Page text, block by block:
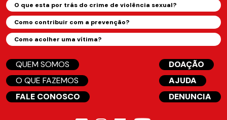
O que esta por trás do crime de violência sexual?
Como contribuir com a prevenção?
Como acolher uma vítima?
QUEM SOMOS
O QUE FAZEMOS
FALE CONOSCO
DOAÇÃO
AJUDA
DENUNCIA